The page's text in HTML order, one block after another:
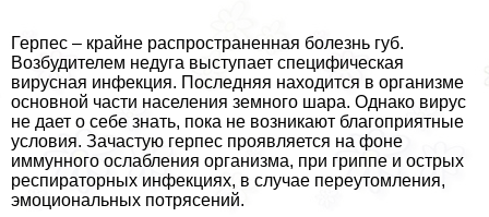
Герпес – крайне распространенная болезнь губ.
Возбудителем недуга выступает специфическая
вирусная инфекция. Последняя находится в организме
основной части населения земного шара. Однако вирус
не дает о себе знать, пока не возникают благоприятные
условия. Зачастую гepпeс проявляется на фоне
иммунного ослабления организма, при гриппе и острых
респираторных инфекциях, в случае переутомления,
эмоциональных потрясений.